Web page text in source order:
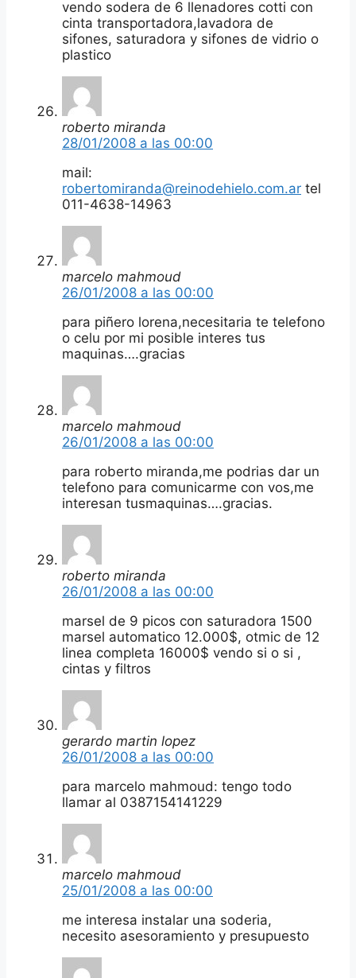
vendo sodera de 6 llenadores cotti con
cinta transportadora,lavadora de
sifones, saturadora y sifones de vidrio o
plastico
roberto miranda
28/01/2008 a las 00:00
mail:
robertomiranda@reinodehielo.com.ar tel
011-4638-14963
marcelo mahmoud
26/01/2008 a las 00:00
para piñero lorena,necesitaria te telefono
o celu por mi posible interes tus
maquinas….gracias
marcelo mahmoud
26/01/2008 a las 00:00
para roberto miranda,me podrias dar un
telefono para comunicarme con vos,me
interesan tusmaquinas….gracias.
roberto miranda
26/01/2008 a las 00:00
marsel de 9 picos con saturadora 1500
marsel automatico 12.000$, otmic de 12
linea completa 16000$ vendo si o si ,
cintas y filtros
gerardo martin lopez
26/01/2008 a las 00:00
para marcelo mahmoud: tengo todo
llamar al 0387154141229
marcelo mahmoud
25/01/2008 a las 00:00
me interesa instalar una soderia,
necesito asesoramiento y presupuesto